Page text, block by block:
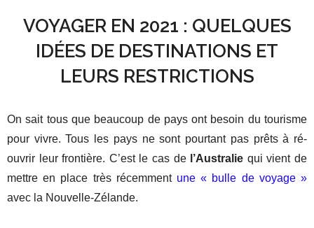
VOYAGER EN 2021 : QUELQUES
IDÉES DE DESTINATIONS ET
LEURS RESTRICTIONS
On sait tous que beaucoup de pays ont besoin du tourisme
pour vivre. Tous les pays ne sont pourtant pas prêts à ré-
ouvrir leur frontière. C’est le cas de l’Australie qui vient de
mettre en place très récemment une « bulle de voyage »
avec la Nouvelle-Zélande.